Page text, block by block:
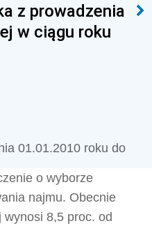
z prowadzenia
w ciągu roku
01.01.2010 roku do
o wyborze
najmu. Obecnie
wynosi 8,5 proc. od